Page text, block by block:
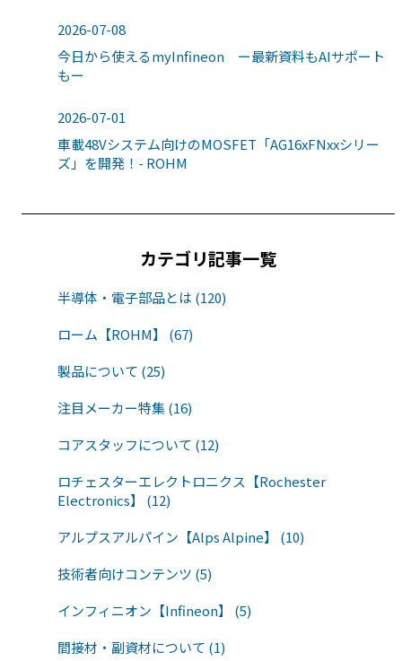
2026-07-08
今日から使えるmyInfineon ー最新資料もAIサポート
もー
2026-07-01
車載48Vシステム向けのMOSFET「AG16xFNxxシリー
ズ」を開発！- ROHM
カテゴリ記事一覧
半導体・電子部品とは (120)
ローム【ROHM】 (67)
製品について (25)
注目メーカー特集 (16)
コアスタッフについて (12)
ロチェスターエレクトロニクス【Rochester
Electronics】 (12)
アルプスアルパイン【Alps Alpine】 (10)
技術者向けコンテンツ (5)
インフィニオン【Infineon】 (5)
間接材・副資材について (1)